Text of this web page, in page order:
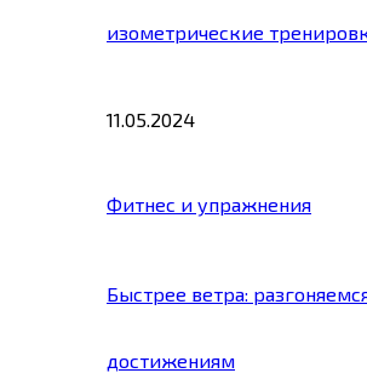
изометрические
11.05.2024
Фитнес и упражнения
Быстрее ветра:
достижениям